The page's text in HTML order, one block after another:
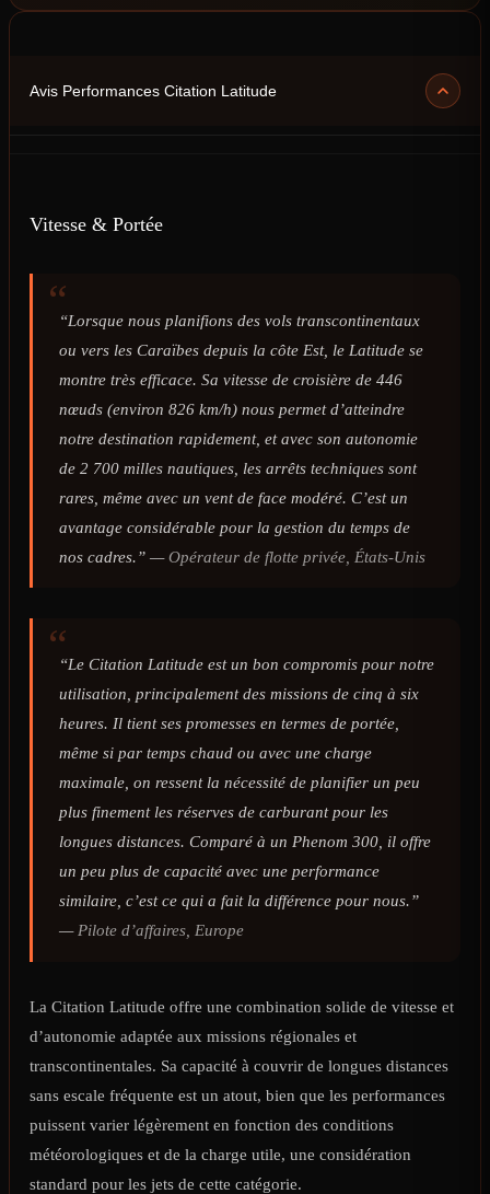
Avis Performances Citation Latitude
Vitesse & Portée
“Lorsque nous planifions des vols transcontinentaux
ou vers les Caraïbes depuis la côte Est, le Latitude se
montre très efficace. Sa vitesse de croisière de 446
nœuds (environ 826 km/h) nous permet d’atteindre
notre destination rapidement, et avec son autonomie
de 2 700 milles nautiques, les arrêts techniques sont
rares, même avec un vent de face modéré. C’est un
avantage considérable pour la gestion du temps de
nos cadres.” —Opérateur de flotte privée, États-Unis
“Le Citation Latitude est un bon compromis pour notre
utilisation, principalement des missions de cinq à six
heures. Il tient ses promesses en termes de portée,
même si par temps chaud ou avec une charge
maximale, on ressent la nécessité de planifier un peu
plus finement les réserves de carburant pour les
longues distances. Comparé à un Phenom 300, il offre
un peu plus de capacité avec une performance
similaire, c’est ce qui a fait la différence pour nous.”
—Pilote d’affaires, Europe
La Citation Latitude offre une combination solide de vitesse et
d’autonomie adaptée aux missions régionales et
transcontinentales. Sa capacité à couvrir de longues distances
sans escale fréquente est un atout, bien que les performances
puissent varier légèrement en fonction des conditions
météorologiques et de la charge utile, une considération
standard pour les jets de cette catégorie.